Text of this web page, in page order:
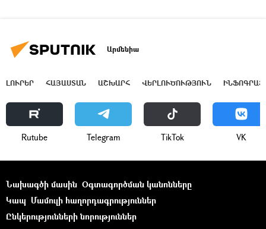
Արմենիա
ԼՈՒՐԵՐ ՀԱՅԱՍՏԱՆ ԱՇԽԱՐՀ ՎԵՐԼՈՒԾՈՒԹՅՈՒՆ
Rutube Telegram ТikТоk VK
Նախագծի մասին Օգտագործման կանոնները
Կապ Մամուլի հաղորդագրություններ
Ընկերությունների նորություններ